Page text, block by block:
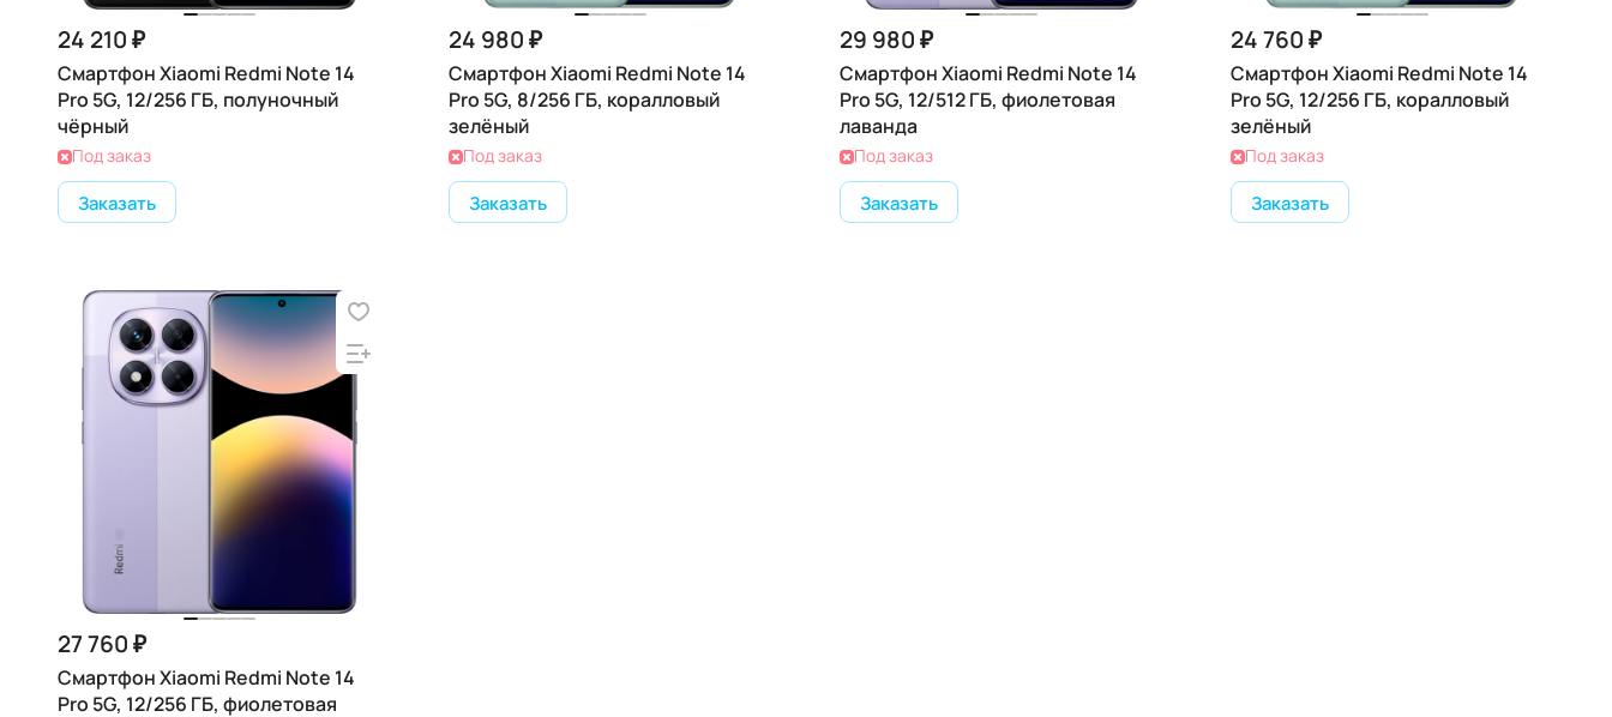
24 210 ₽
Смартфон Xiaomi Redmi Note 14
Pro 5G, 12/256 ГБ, полуночный
чёрный
Под заказ
Заказать
24 980 ₽
Смартфон Xiaomi Redmi Note 14
Pro 5G, 8/256 ГБ, коралловый
зелёный
Под заказ
Заказать
29 980 ₽
Смартфон Xiaomi Redmi Note 14
Pro 5G, 12/512 ГБ, фиолетовая
лаванда
Под заказ
Заказать
24 760 ₽
Смартфон Xiaomi Redmi Note 14
Pro 5G, 12/256 ГБ, коралловый
зелёный
Под заказ
Заказать
27 760 ₽
Смартфон Xiaomi Redmi Note 14
Pro 5G, 12/256 ГБ, фиолетовая